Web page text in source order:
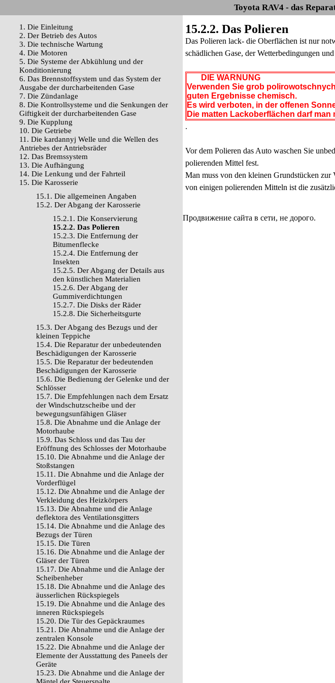
Toyota RAV4 - das
1. Die Einleitung
2. Der Betrieb des Autos
3. Die technische Wartung
4. Die Motoren
5. Die Systeme der Abkühlung und der
Konditionierung
6. Das Brennstoffsystem und das System der
Ausgabe der durcharbeitenden Gase
7. Die Zündanlage
8. Die Kontrollsysteme und die Senkungen der
Giftigkeit der durcharbeitenden Gase
9. Die Kupplung
10. Die Getriebe
11. Die kardannyj Welle und die Wellen des
Antriebes der Antriebsräder
12. Das Bremssystem
13. Die Aufhängung
14. Die Lenkung und der Fahrteil
15. Die Karosserie
15.1. Die allgemeinen Angaben
15.2. Der Abgang der Karosserie
15.2.1. Die Konservierung
15.2.2. Das Polieren
15.2.3. Die Entfernung der
Bitumenflecke
15.2.4. Die Entfernung der
Insekten
15.2.5. Der Abgang der Details aus
den künstlichen Materialien
15.2.6. Der Abgang der
Gummiverdichtungen
15.2.7. Die Disks der Räder
15.2.8. Die Sicherheitsgurte
15.3. Der Abgang des Bezugs und der
kleinen Teppiche
15.4. Die Reparatur der unbedeutenden
Beschädigungen der Karosserie
15.5. Die Reparatur der bedeutenden
Beschädigungen der Karosserie
15.6. Die Bedienung der Gelenke und der
Schlösser
15.7. Die Empfehlungen nach dem Ersatz
der Windschutzscheibe und der
bewegungsunfähigen Gläser
15.8. Die Abnahme und die Anlage der
Motorhaube
15.9. Das Schloss und das Tau der
Eröffnung des Schlosses der Motorhaube
15.10. Die Abnahme und die Anlage der
Stoßstangen
15.11. Die Abnahme und die Anlage der
Vorderflügel
15.12. Die Abnahme und die Anlage der
Verkleidung des Heizkörpers
15.13. Die Abnahme und die Anlage
deflektora des Ventilationsgitters
15.14. Die Abnahme und die Anlage des
Bezugs der Türen
15.15. Die Türen
15.16. Die Abnahme und die Anlage der
Gläser der Türen
15.17. Die Abnahme und die Anlage der
Scheibenheber
15.18. Die Abnahme und die Anlage des
äusserlichen Rückspiegels
15.19. Die Abnahme und die Anlage des
inneren Rückspiegels
15.20. Die Tür des Gepäckraumes
15.21. Die Abnahme und die Anlage der
zentralen Konsole
15.22. Die Abnahme und die Anlage der
Elemente der Ausstattung des Paneels der
Geräte
15.23. Die Abnahme und die Anlage der
15.2.2. Das Polieren
Das Polieren lack- die Oberflächen ist nur
schädlichen Gase, der Wetterbedingungen
DIE WARNUNG
Verwenden Sie grob
guten Ergebnisse chemisch.
Es wird verboten, in der offenen
Die matten Lackoberflächen darf
.
Vor dem Polieren das Auto waschen Sie
polierenden Mittel fest.
Man muss von den kleinen Grundstücken
von einigen polierenden Mitteln ist die
Продвижение сайта в сети, не дорого.